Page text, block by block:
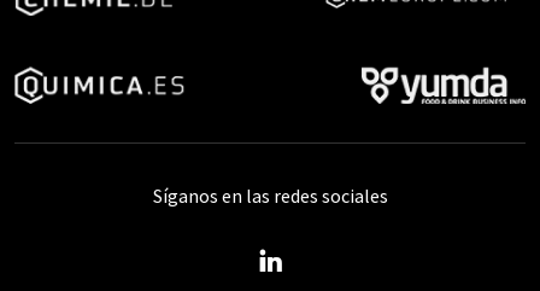
Síganos en las redes sociales